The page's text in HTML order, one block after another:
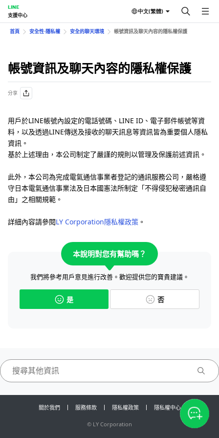
LINE
支援中心
中文(繁體)
首頁 安全性⋅隱私權 安全的聊天環境 帳號資訊及聊天內容的隱私權保護
帳號資訊及聊天內容的隱私權保護
分享
用戶於LINE帳號內設定的電話號碼、LINE ID、電子郵件帳號等資
料，以及透過LINE傳送及接收的聊天訊息等資訊皆為重要個人隱私
資訊。
基於上述理由，本公司制定了嚴謹的規則以管理及保護前述資訊。
此外，本公司為完成電氣通信事業者登記的通訊服務公司，嚴格遵
守日本電氣通信事業法及日本國憲法所制定「不得侵犯秘密通訊自
由」之相關規範。
詳細內容請參閱LY Corporation隱私權政策 。
本說明對您有幫助嗎？
我們將參考用戶意見進行改善。歡迎提供您的寶貴建議。
是 否
關於我們 服務條款 隱私權政策 隱私權中心
© LY Corporation